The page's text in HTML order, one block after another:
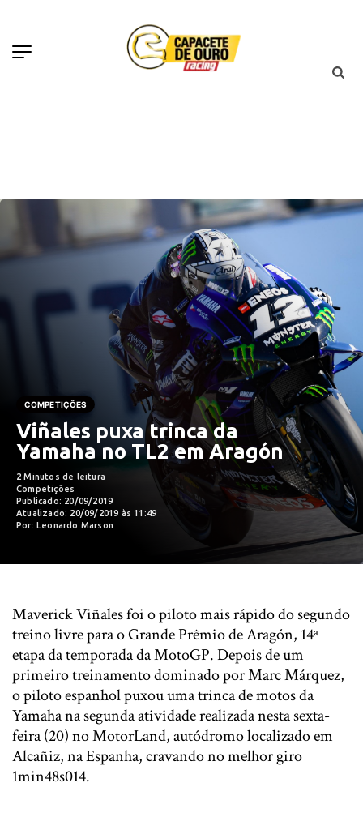
COMPETIÇÕES
Viñales puxa trinca da
Yamaha no TL2 em Aragón
2 Minutos de leitura
Competições
Publicado: 20/09/2019
Atualizado: 20/09/2019 às 11:49
Por: Leonardo Marson
Maverick Viñales foi o piloto mais rápido do segundo
treino livre para o Grande Prêmio de Aragón, 14ª
etapa da temporada da MotoGP. Depois de um
primeiro treinamento dominado por Marc Márquez,
o piloto espanhol puxou uma trinca de motos da
Yamaha na segunda atividade realizada nesta sexta-
feira (20) no MotorLand, autódromo localizado em
Alcañiz, na Espanha, cravando no melhor giro
1min48s014.